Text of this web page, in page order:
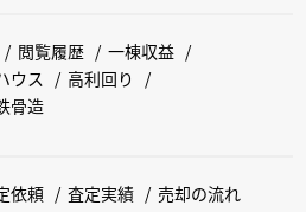
閲覧履歴
一棟収益
ウス
高利回り
骨造
依頼 査定実績 売却の流れ